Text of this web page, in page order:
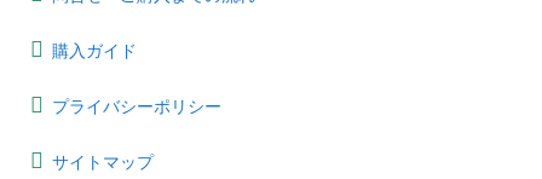
購入ガイド
プライバシーポリシー
サイトマップ